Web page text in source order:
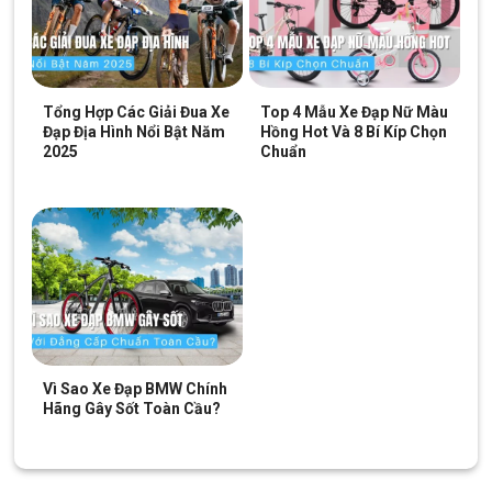
Chắn bùn giúp chiếc xe của bạn luôn trông mới và sạch sẽ
Tăng tính thẩm mỹ cho xe đạp
Thiết kế dài, ôm sát bánh xe tạo cảm giác liền khối, gon gàng và
thể thao. Chắn bùn gọng sát phù hợp với nhiều loại xe như xe
đạp địa hình,xe touring, xe đạp đường trường hoặc xe đạp
thành phố. Bạn có thể lựa chọn sản phẩm với màu sắc và kiểu
Xem thêm: Các mẫuxe đạp thể thaodành
Tổng Hợp Các Giải Đua Xe
Đạp Địa Hình Nổi Bật Năm
2025
Top 4 Mẫu Xe Đạp Nữ Màu
Hồng Hot Và 8 Bí Kíp Chọn
Chuẩn
Vì Sao Xe Đạp BMW Chính
Hãng Gây Sốt Toàn Cầu?